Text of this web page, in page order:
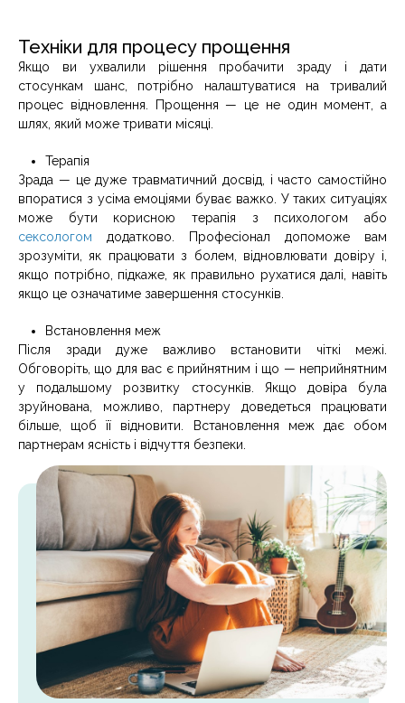
Техніки для процесу прощення
Якщо ви ухвалили рішення пробачити зраду і дати
стосункам шанс, потрібно налаштуватися на тривалий
процес відновлення. Прощення — це не один момент, а
шлях, який може тривати місяці.
Терапія
Зрада — це дуже травматичний досвід, і часто самостійно
впоратися з усіма емоціями буває важко. У таких ситуаціях
може бути корисною терапія з психологом або
сексологом додатково. Професіонал допоможе вам
зрозуміти, як працювати з болем, відновлювати довіру і,
якщо потрібно, підкаже, як правильно рухатися далі, навіть
якщо це означатиме завершення стосунків.
Встановлення меж
Після зради дуже важливо встановити чіткі межі.
Обговоріть, що для вас є прийнятним і що — неприйнятним
у подальшому розвитку стосунків. Якщо довіра була
зруйнована, можливо, партнеру доведеться працювати
більше, щоб її відновити. Встановлення меж дає обом
партнерам ясність і відчуття безпеки.